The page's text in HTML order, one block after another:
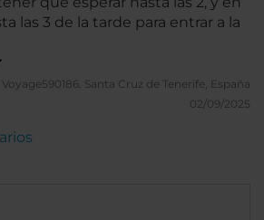
las 3 de la tarde para entrar a la
Voyage590186. Santa Cruz de Tenerife, España
02/09/2025